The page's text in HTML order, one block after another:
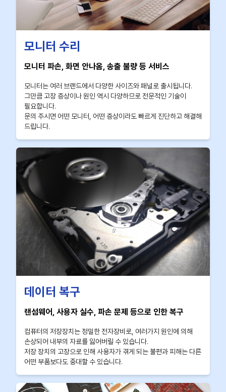
모니터 수리
모니터 파손, 화면 안나옴, 송출 불량 등 서비스
모니터는 여러 브랜드에서 다양한 사이즈와 패널로 출시됩니다.
그만큼 고장 증상이나 원인 역시 다양하므로 전문적인 기술이
필요합니다.
문의 주시면 어떤 모니터, 어떤 증상이라도 빠르게 진단하고 해결해
드립니다.
데이터 복구
랜섬웨어, 사용자 실수, 파손 문제 등으로 인한 복구
컴퓨터의 저장장치는 정밀한 전자장비로, 여러가지 원인에 의해
손상되어 내부의 자료를 잃어버릴 수 있습니다.
저장 장치의 고장으로 인해 사용자가 겪게 되는 불편과 피해는 다른
어떤 부품보다도 중대할 수 있습니다.